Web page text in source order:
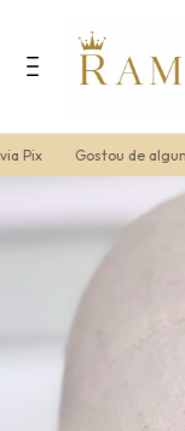
Pix Gostou de